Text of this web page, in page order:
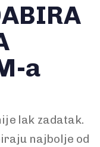
a
lak zadatak.
najbolje od